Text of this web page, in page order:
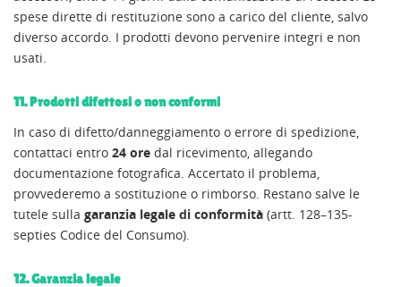
spese dirette di restituzione sono a carico del cliente, salvo
diverso accordo. I prodotti devono pervenire integri e non
usati.
11. Prodotti difettosi o non conformi
In caso di difetto/danneggiamento o errore di spedizione,
contattaci entro 24 ore dal ricevimento, allegando
documentazione fotografica. Accertato il problema,
provvederemo a sostituzione o rimborso. Restano salve le
tutele sulla garanzia legale di conformità (artt. 128–135-
septies Codice del Consumo).
12. Garanzia legale